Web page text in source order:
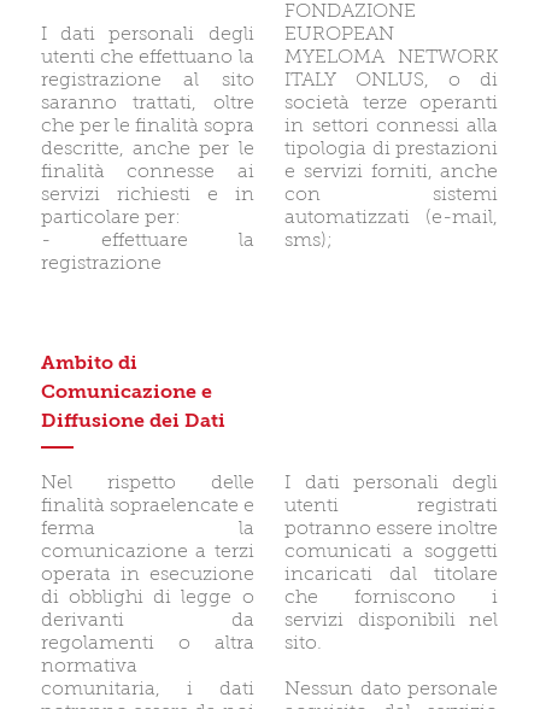
I dati personali degli
utenti che effettuano la
registrazione al sito
saranno trattati, oltre
che per le finalità sopra
descritte, anche per le
finalità connesse ai
servizi richiesti e in
particolare per:
- effettuare la
registrazione
FONDAZIONE
EUROPEAN
MYELOMA NETWORK
ITALY ONLUS, o di
società terze operanti
in settori connessi alla
tipologia di prestazioni
e servizi forniti, anche
con sistemi
automatizzati (e-mail,
sms);
Ambito di
Comunicazione e
Diffusione dei Dati
Nel rispetto delle
finalità sopraelencate e
ferma la
comunicazione a terzi
operata in esecuzione
di obblighi di legge o
derivanti da
regolamenti o altra
normativa
comunitaria, i dati
I dati personali degli
utenti registrati
potranno essere inoltre
comunicati a soggetti
incaricati dal titolare
che forniscono i
servizi disponibili nel
sito.
Nessun dato personale